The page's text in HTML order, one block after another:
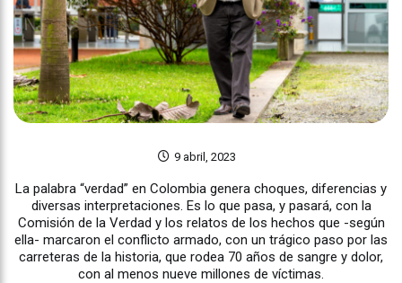
9 abril, 2023
La palabra “verdad” en Colombia genera choques, diferencias y
diversas interpretaciones. Es lo que pasa, y pasará, con la
Comisión de la Verdad y los relatos de los hechos que -según
ella- marcaron el conflicto armado, con un trágico paso por las
carreteras de la historia, que rodea 70 años de sangre y dolor,
con al menos nueve millones de víctimas.